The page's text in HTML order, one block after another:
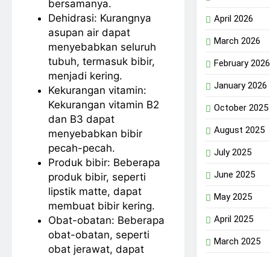
bersamanya.
Dehidrasi: Kurangnya
asupan air dapat
menyebabkan seluruh
tubuh, termasuk bibir,
menjadi kering.
Kekurangan vitamin:
Kekurangan vitamin B2
dan B3 dapat
menyebabkan bibir
pecah-pecah.
Produk bibir: Beberapa
produk bibir, seperti
lipstik matte, dapat
membuat bibir kering.
Obat-obatan: Beberapa
obat-obatan, seperti
obat jerawat, dapat
April 2026
March 2026
February 2026
January 2026
October 2025
August 2025
July 2025
June 2025
May 2025
April 2025
March 2025